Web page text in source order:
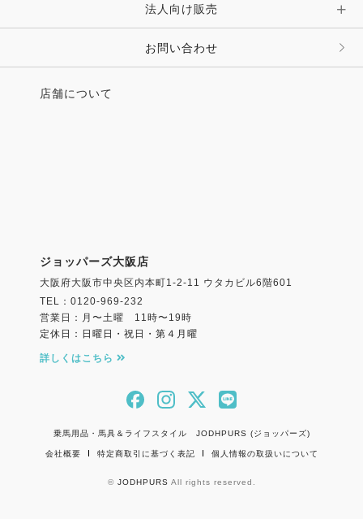
その他 ファッション雑貨法人向け販売
お問い合わせ
店舗について
ジョッパーズ大阪店
大阪府大阪市中央区内本町1-2-11 ウタカビル6階601
TEL：0120-969-232
営業日：月〜土曜 11時〜19時
定休日：日曜日・祝日・第４月曜
詳しくはこちら
乗馬用品・馬具＆ライフスタイル JODHPURS (ジョッパーズ)
会社概要 特定商取引に基づく表記 個人情報の取扱いについて
© JODHPURS All rights reserved.